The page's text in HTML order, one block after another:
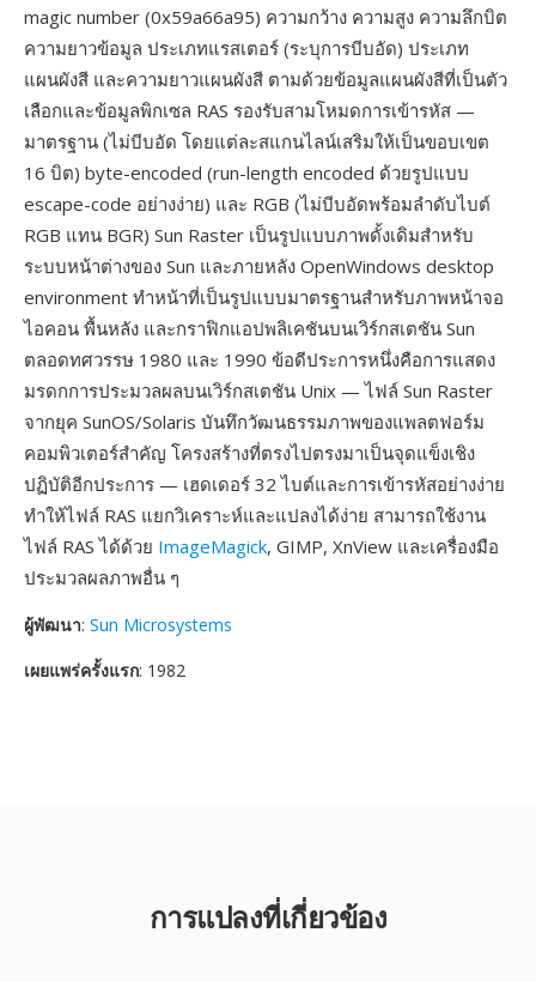
magic number (0x59a66a95) ความกว้าง ความสูง ความลึกบิต
ความยาวข้อมูล ประเภทแรสเตอร์ (ระบุการบีบอัด) ประเภท
แผนผังสี และความยาวแผนผังสี ตามด้วยข้อมูลแผนผังสีที่เป็นตัว
เลือกและข้อมูลพิกเซล RAS รองรับสามโหมดการเข้ารหัส —
มาตรฐาน (ไม่บีบอัด โดยแต่ละสแกนไลน์เสริมให้เป็นขอบเขต
16 บิต) byte-encoded (run-length encoded ด้วยรูปแบบ
escape-code อย่างง่าย) และ RGB (ไม่บีบอัดพร้อมลำดับไบต์
RGB แทน BGR) Sun Raster เป็นรูปแบบภาพดั้งเดิมสำหรับ
ระบบหน้าต่างของ Sun และภายหลัง OpenWindows desktop
environment ทำหน้าที่เป็นรูปแบบมาตรฐานสำหรับภาพหน้าจอ
ไอคอน พื้นหลัง และกราฟิกแอปพลิเคชันบนเวิร์กสเตชัน Sun
ตลอดทศวรรษ 1980 และ 1990 ข้อดีประการหนึ่งคือการแสดง
มรดกการประมวลผลบนเวิร์กสเตชัน Unix — ไฟล์ Sun Raster
จากยุค SunOS/Solaris บันทึกวัฒนธรรมภาพของแพลตฟอร์ม
คอมพิวเตอร์สำคัญ โครงสร้างที่ตรงไปตรงมาเป็นจุดแข็งเชิง
ปฏิบัติอีกประการ — เฮดเดอร์ 32 ไบต์และการเข้ารหัสอย่างง่าย
ทำให้ไฟล์ RAS แยกวิเคราะห์และแปลงได้ง่าย สามารถใช้งาน
ไฟล์ RAS ได้ด้วย ImageMagick, GIMP, XnView และเครื่องมือ
ประมวลผลภาพอื่น ๆ
ผู้พัฒนา: Sun Microsystems
เผยแพร่ครั้งแรก: 1982
การแปลงที่เกี่ยวข้อง